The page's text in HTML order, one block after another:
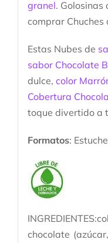
granel. Golosinas
comprar Chuches
Estas Nubes de
sabor Chocolate
dulce, color
Cobertura
toque divertido a
Formatos:
chocolate